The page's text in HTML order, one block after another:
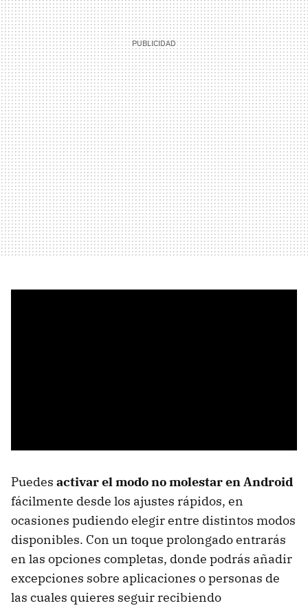
Puedes activar el modo no molestar en Android
fácilmente desde los ajustes rápidos, en
ocasiones pudiendo elegir entre distintos modos
disponibles. Con un toque prolongado entrarás
en las opciones completas, donde podrás añadir
excepciones sobre aplicaciones o personas de
las cuales quieres seguir recibiendo